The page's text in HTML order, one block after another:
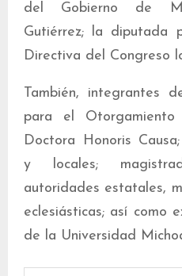
del Gobierno de
Gutiérrez; la diputada
Directiva del Congreso
También, integrantes
para el
Doctora Honoris
y locales;
autoridades estatales,
eclesiásticas; así como
de la Universidad